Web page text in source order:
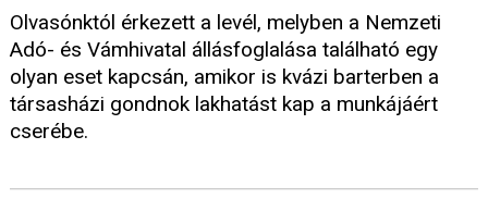
Olvasónktól érkezett a levél, melyben a Nemzeti
Adó- és Vámhivatal állásfoglalása található egy
olyan eset kapcsán, amikor is kvázi barterben a
társasházi gondnok lakhatást kap a munkájáért
cserébe.